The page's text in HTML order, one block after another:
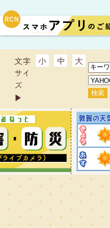
文字
サイ
ズ
▶︎
小 中 大